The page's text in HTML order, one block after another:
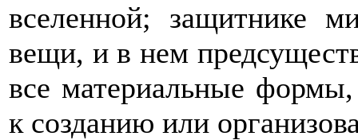
вселенной; защитнике
вещи, и в нем
все материальные
к созданию или